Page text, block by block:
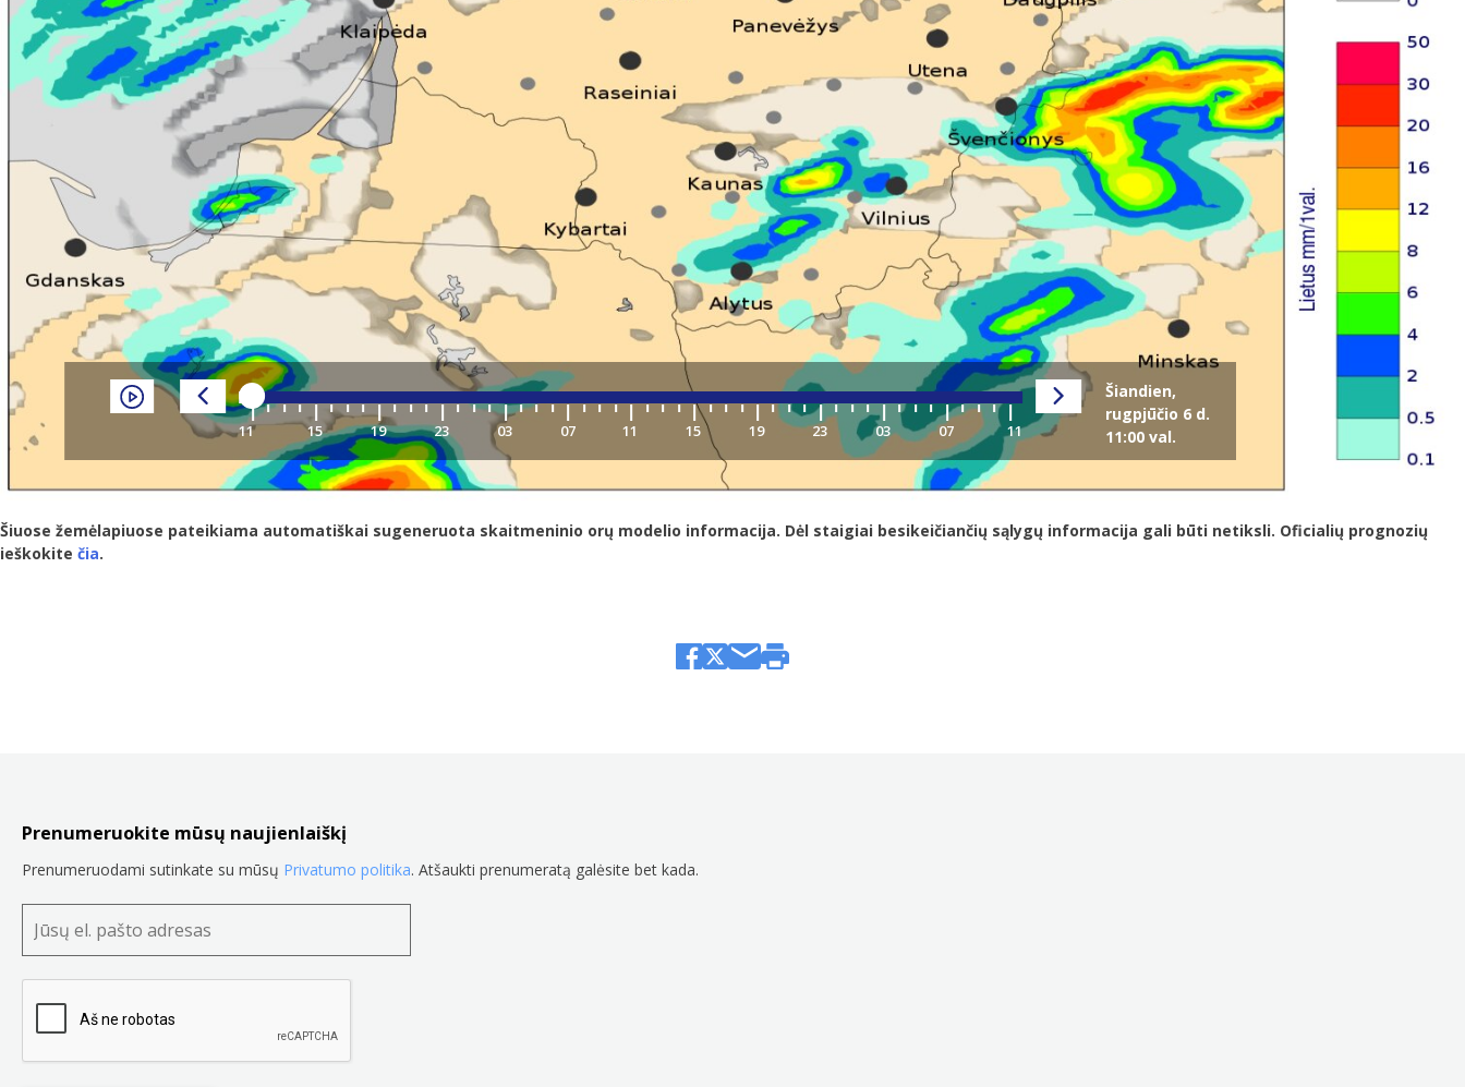
Šiandien,
rugpjūčio 6 d.
11:00 val.
Šiuose žemėlapiuose pateikiama automatiškai sugeneruota skaitmeninio orų modelio informacija. Dėl staigiai besikeičiančių sąlygų informacija gali būti netiksli. Oficialių prognozių
ieškokite čia.
Prenumeruokite mūsų naujienlaiškį
Prenumeruodami sutinkate su mūsų Privatumo politika. Atšaukti prenumeratą galėsite bet kada.